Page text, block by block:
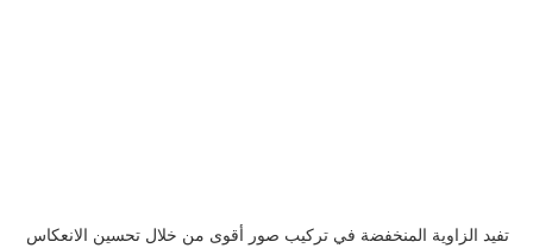
تفيد الزاوية المنخفضة في تركيب صور أقوى من خلال تحسين الانعكاس